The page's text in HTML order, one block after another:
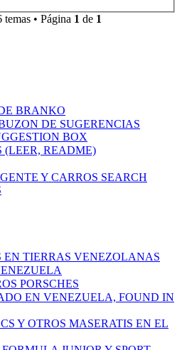
temas • Página 1 de 1
BRANKO
DE SUGERENCIAS
BOX
README)
Y CARROS SEARCH
EN TIERRAS VENEZOLANAS
PORSCHES
EN VENEZUELA, FOUND IN
Y OTROS MASERATIS EN EL